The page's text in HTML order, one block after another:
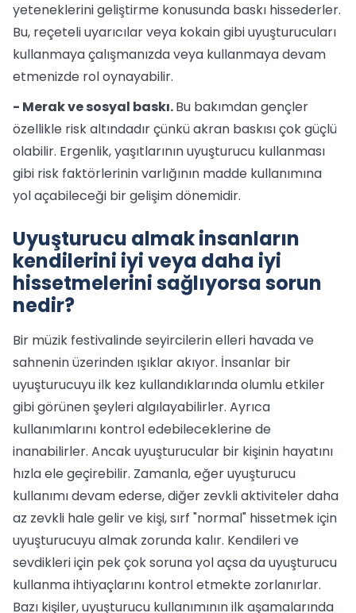
yeteneklerini geliştirme konusunda baskı hissederler.
Bu, reçeteli uyarıcılar veya kokain gibi uyuşturucuları
kullanmaya çalışmanızda veya kullanmaya devam
etmenizde rol oynayabilir.
- Merak ve sosyal baskı.Bu bakımdan gençler
özellikle risk altındadır çünkü akran baskısı çok güçlü
olabilir. Ergenlik, yaşıtlarının uyuşturucu kullanması
gibi risk faktörlerinin varlığının madde kullanımına
yol açabileceği bir gelişim dönemidir.
Uyuşturucu almak insanların
kendilerini iyi veya daha iyi
hissetmelerini sağlıyorsa sorun
nedir?
Bir müzik festivalinde seyircilerin elleri havada ve
sahnenin üzerinden ışıklar akıyor. İnsanlar bir
uyuşturucuyu ilk kez kullandıklarında olumlu etkiler
gibi görünen şeyleri algılayabilirler. Ayrıca
kullanımlarını kontrol edebileceklerine de
inanabilirler. Ancak uyuşturucular bir kişinin hayatını
hızla ele geçirebilir. Zamanla, eğer uyuşturucu
kullanımı devam ederse, diğer zevkli aktiviteler daha
az zevkli hale gelir ve kişi, sırf "normal" hissetmek için
uyuşturucuyu almak zorunda kalır. Kendileri ve
sevdikleri için pek çok soruna yol açsa da uyuşturucu
kullanma ihtiyaçlarını kontrol etmekte zorlanırlar.
Bazı kişiler, uyuşturucu kullanımının ilk aşamalarında